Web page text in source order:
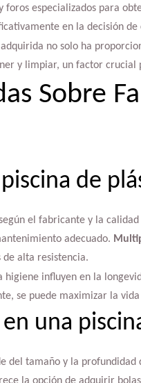
especializados para
en la decisión de
no solo ha
y limpiar, un factor crucial
Sobre
de
el fabricante y la
adecuado.
alta resistencia.
influyen en la
se puede maximizar la
una
del tamaño y la